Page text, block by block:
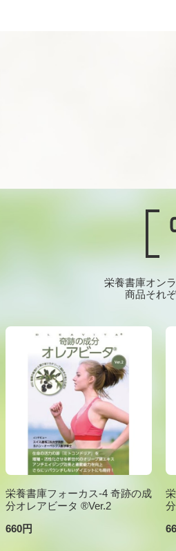
栄養書庫オン
商品それ
栄養書庫フォーカス-4 奇跡の成
分オレアビータ ®Ver.2
660円